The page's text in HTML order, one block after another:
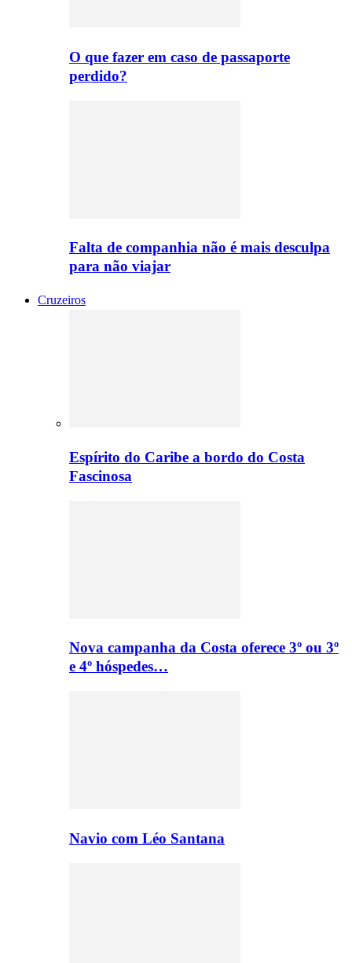
O que fazer em caso de passaporte
perdido?
Falta de companhia não é mais desculpa
para não viajar
Cruzeiros
Espírito do Caribe a bordo do Costa
Fascinosa
Nova campanha da Costa oferece 3º ou 3º
e 4º hóspedes…
Navio com Léo Santana